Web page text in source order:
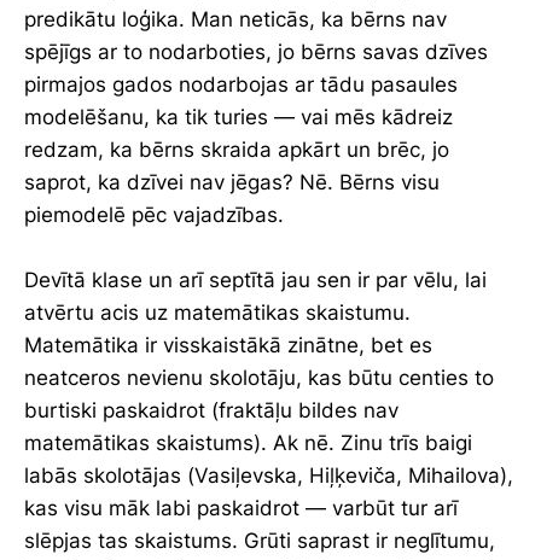
predikātu loģika. Man neticās, ka bērns nav
spējīgs ar to nodarboties, jo bērns savas dzīves
pirmajos gados nodarbojas ar tādu pasaules
modelēšanu, ka tik turies — vai mēs kādreiz
redzam, ka bērns skraida apkārt un brēc, jo
saprot, ka dzīvei nav jēgas? Nē. Bērns visu
piemodelē pēc vajadzības.
Devītā klase un arī septītā jau sen ir par vēlu, lai
atvērtu acis uz matemātikas skaistumu.
Matemātika ir visskaistākā zinātne, bet es
neatceros nevienu skolotāju, kas būtu centies to
burtiski paskaidrot (fraktāļu bildes nav
matemātikas skaistums). Ak nē. Zinu trīs baigi
labās skolotājas (Vasiļevska, Hiļķeviča, Mihailova),
kas visu māk labi paskaidrot — varbūt tur arī
slēpjas tas skaistums. Grūti saprast ir neglītumu,